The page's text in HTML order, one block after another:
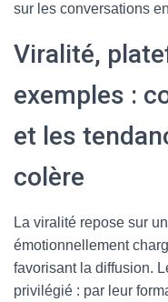
sur les conversations
Viralité,
exemples :
et les
colère
La viralité repose sur
émotionnellement
favorisant la diffusion.
privilégié : par leur